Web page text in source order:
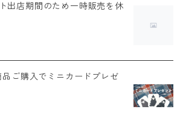
出店期間のため一時販売を休
品ご購入でミニカードプレゼ